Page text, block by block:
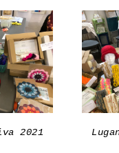
2021